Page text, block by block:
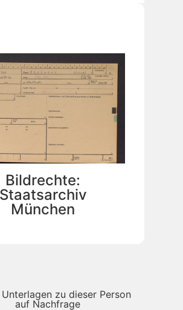
Bildrechte:
Staatsarchiv
München
zu dieser Person
auf Nachfrage